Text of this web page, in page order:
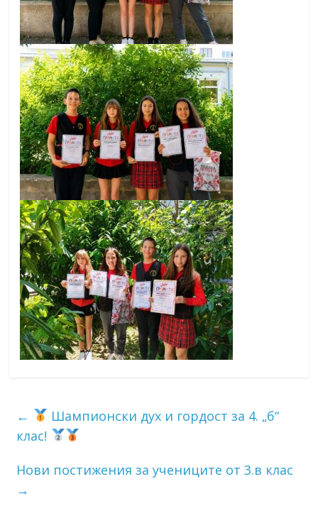
←
Шампионски дух и гордост за 4. „б“
клас!
Нови постижения за учениците от 3.в клас
→